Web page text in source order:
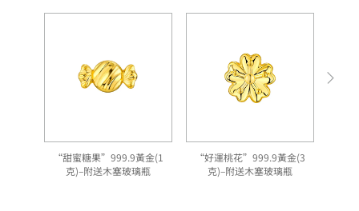
“甜蜜糖果”999.9黃金(1
克)–附送木塞玻璃瓶
“好運桃花”999.9黃金(3
克)–附送木塞玻璃瓶